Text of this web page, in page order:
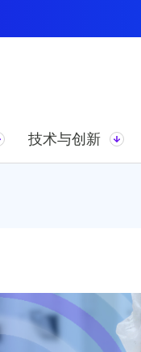
技术与创新